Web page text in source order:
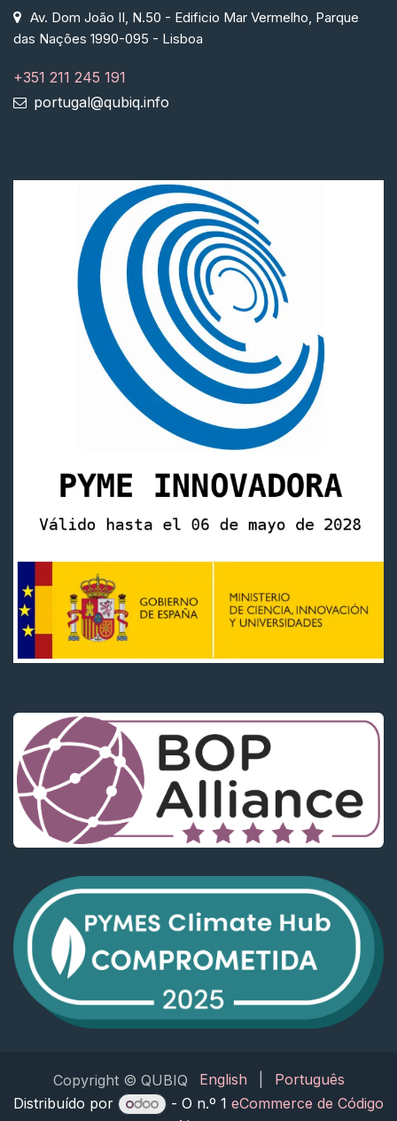
Av. Dom João II, N.50 - Edificio Mar Vermelho, Parque
das Nações 1990-095 - Lisboa
+351 211 245 191
portugal@qubiq.info
Copyright © QUBIQ English
Português
Distribuído por
- O n.º 1 eCommerce de Código